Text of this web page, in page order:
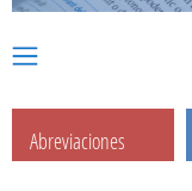
Abreviaciones